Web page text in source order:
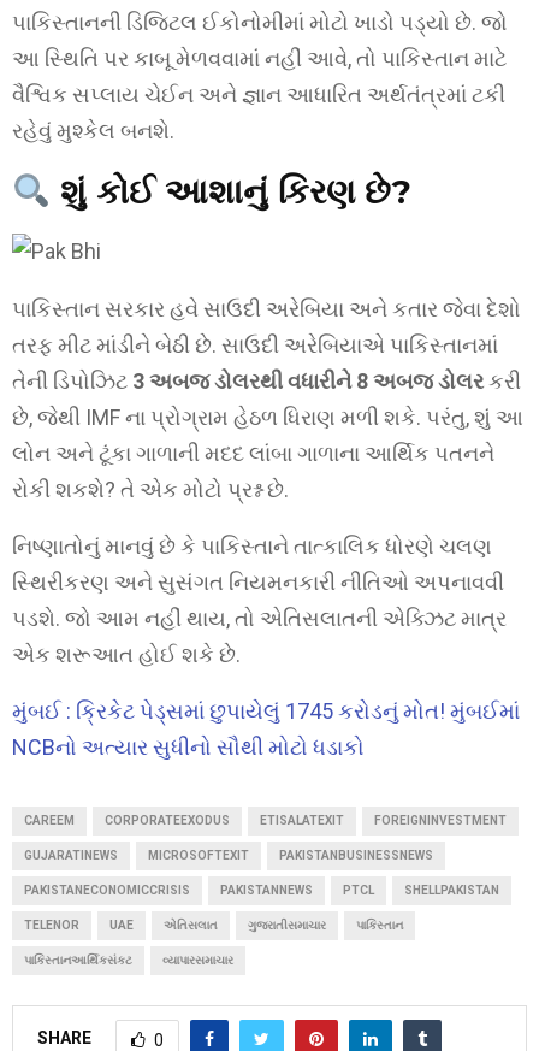
પાકિસ્તાનની ડિજિટલ ઈકોનોમીમાં મોટો ખાડો પડ્યો છે. જો
આ સ્થિતિ પર કાબૂ મેળવવામાં નહીં આવે, તો પાકિસ્તાન માટે
વૈશ્વિક સપ્લાય ચેઈન અને જ્ઞાન આધારિત અર્થતંત્રમાં ટકી
રહેવું મુશ્કેલ બનશે.
શું કોઈ આશાનું કિરણ છે?
પાકિસ્તાન સરકાર હવે સાઉદી અરેબિયા અને કતાર જેવા દેશો
તરફ મીટ માંડીને બેઠી છે. સાઉદી અરેબિયાએ પાકિસ્તાનમાં
તેની ડિપોઝિટ 3 અબજ ડોલરથી વધારીને 8 અબજ ડોલરકરી
છે, જેથી IMF ના પ્રોગ્રામ હેઠળ ધિરાણ મળી શકે. પરંતુ, શું આ
લોન અને ટૂંકા ગાળાની મદદ લાંબા ગાળાના આર્થિક પતનને
રોકી શકશે? તે એક મોટો પ્રશ્ન છે.
નિષ્ણાતોનું માનવું છે કે પાકિસ્તાને તાત્કાલિક ધોરણે ચલણ
સ્થિરીકરણ અને સુસંગત નિયમનકારી નીતિઓ અપનાવવી
પડશે. જો આમ નહીં થાય, તો એતિસલાતની એક્ઝિટ માત્ર
એક શરૂઆત હોઈ શકે છે.
મુંબઈ : ક્રિકેટ પેડ્સમાં છુપાયેલું 1745 કરોડનું મોત! મુંબઈમાં
NCBનો અત્યાર સુધીનો સૌથી મોટો ધડાકો
CAREEM CORPORATEEXODUS ETISALATEXIT FOREIGNINVESTMENT
GUJARATINEWS MICROSOFTEXIT PAKISTANBUSINESSNEWS
PAKISTANECONOMICCRISIS PAKISTANNEWS PTCL SHELLPAKISTAN
TELENOR UAE એતિસલાત ગુજરાતીસમાચાર પાકિસ્તાન
પાકિસ્તાનઆર્થિકસંકટ વ્યાપારસમાચાર
SHARE 0